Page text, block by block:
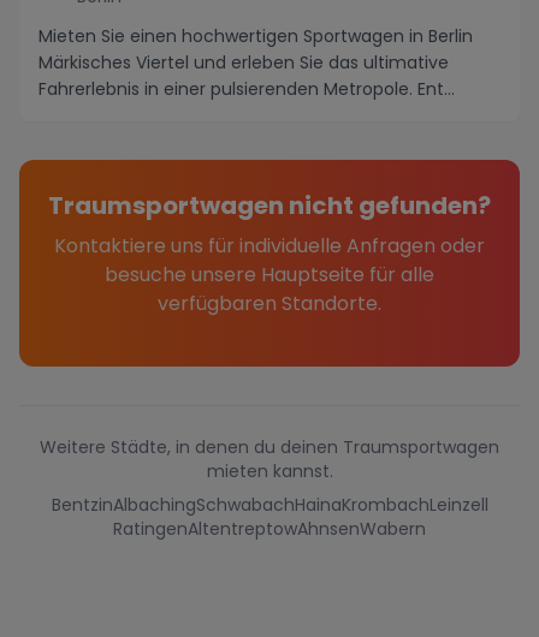
Mieten Sie einen hochwertigen Sportwagen in Berlin
Märkisches Viertel und erleben Sie das ultimative
Fahrerlebnis in einer pulsierenden Metropole. Ent...
Traumsportwagen nicht gefunden?
Kontaktiere uns für individuelle Anfragen oder
besuche unsere Hauptseite für alle
verfügbaren Standorte.
Weitere Städte, in denen du deinen Traumsportwagen
mieten kannst.
BentzinAlbachingSchwabachHainaKrombachLeinzell
RatingenAltentreptowAhnsenWabern